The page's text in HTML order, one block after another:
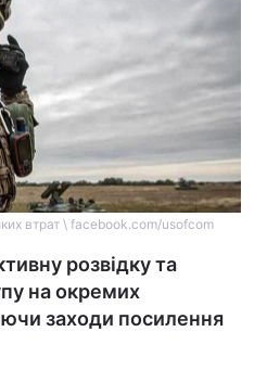
втрат \ facebook.com/usofcom
розвідку та
на окремих
заходи посилення